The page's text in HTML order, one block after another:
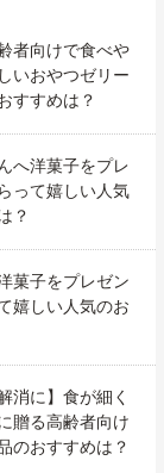
者向けで食べや
いおやつゼリー
すすめは？
へ洋菓子をプレ
って嬉しい人気
？
菓子をプレゼン
嬉しい人気のお
消に】食が細く
贈る高齢者向け
のおすすめは？